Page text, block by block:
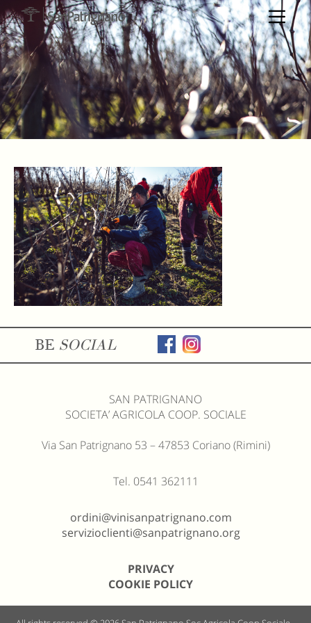
BE SOCIAL
SAN PATRIGNANO
SOCIETA’ AGRICOLA COOP. SOCIALE
Via San Patrignano 53 – 47853 Coriano (Rimini)
Tel. 0541 362111
ordini@vinisanpatrignano.com
servizioclienti@sanpatrignano.org
PRIVACY
COOKIE POLICY